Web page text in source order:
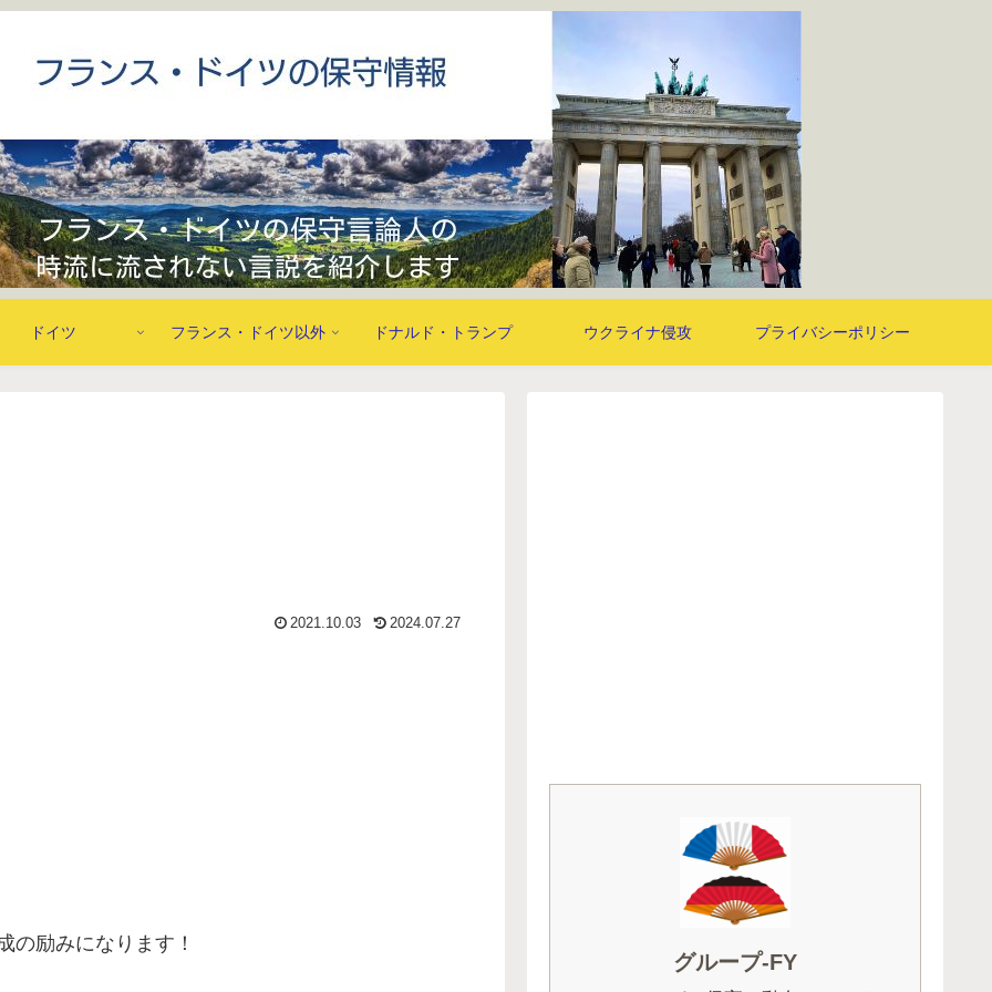
ドイツ フランス・ドイツ以外 ドナルド・トランプ ウクライナ侵攻 プライバシーポリシー
2021.10.03 2024.07.27
の励みになります！
グループ-FY